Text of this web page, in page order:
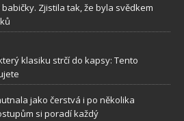
Zjistila tak, že byla svědkem
klasiku strčí do kapsy: Tento
jako čerstvá i po několika
si poradí každý